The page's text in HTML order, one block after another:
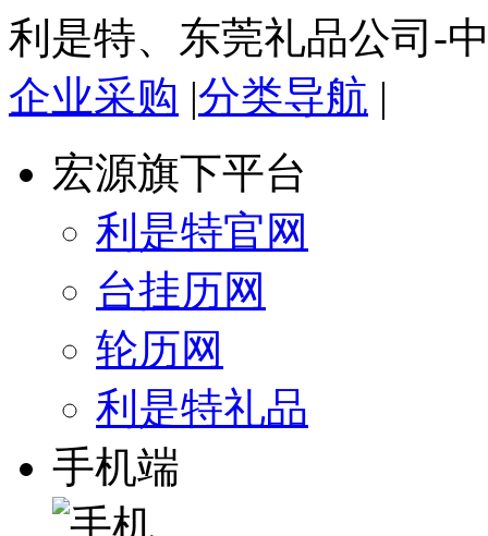
利是特、东莞礼品公司-
企业采购 |分类导航 |
宏源旗下平台
利是特官网
台挂历网
轮历网
利是特礼品
手机端